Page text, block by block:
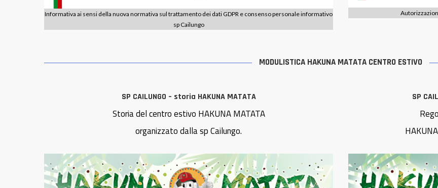
Informativa ai sensi della nuova normativa sul trattamento dei dati GDPR e consenso personale informativo
sp Cailungo
MODULISTICA HAKUNA MATATA CENTRO ESTIVO
SP CAILUNGO – storia HAKUNA MATATA
Storia del centro estivo HAKUNA MATATA
organizzato dalla sp Cailungo.
SP